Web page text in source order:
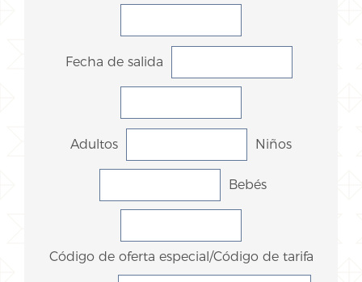
Fecha de salida
Adultos Niños
Bebés
Código de oferta especial/Código de tarifa